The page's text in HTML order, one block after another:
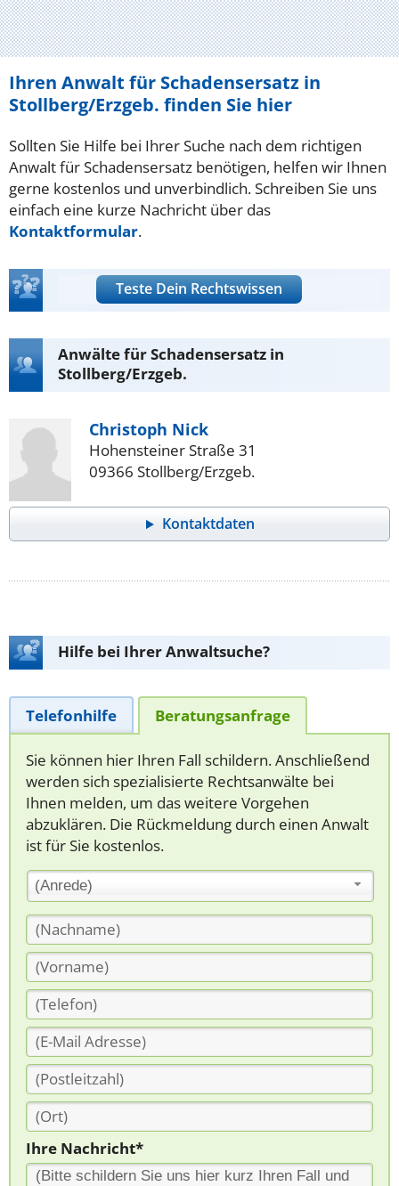
Ihren Anwalt für Schadensersatz in
Stollberg/Erzgeb. finden Sie hier
Sollten Sie Hilfe bei Ihrer Suche nach dem richtigen
Anwalt für Schadensersatz benötigen, helfen wir Ihnen
gerne kostenlos und unverbindlich. Schreiben Sie uns
einfach eine kurze Nachricht über das
Kontaktformular.
Teste Dein Rechtswissen
Anwälte für Schadensersatz in
Stollberg/Erzgeb.
Christoph Nick
Hohensteiner Straße 31
09366 Stollberg/Erzgeb.
Kontaktdaten
Hilfe bei Ihrer Anwaltsuche?
Telefonhilfe Beratungsanfrage
Sie können hier Ihren Fall schildern. Anschließend
werden sich spezialisierte Rechtsanwälte bei
Ihnen melden, um das weitere Vorgehen
abzuklären. Die Rückmeldung durch einen Anwalt
ist für Sie kostenlos.
(Anrede)
Ihre Nachricht*